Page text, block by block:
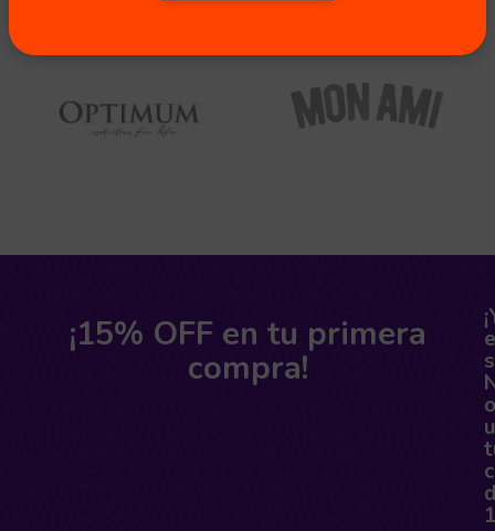
¡15% OFF en tu primera
compra!